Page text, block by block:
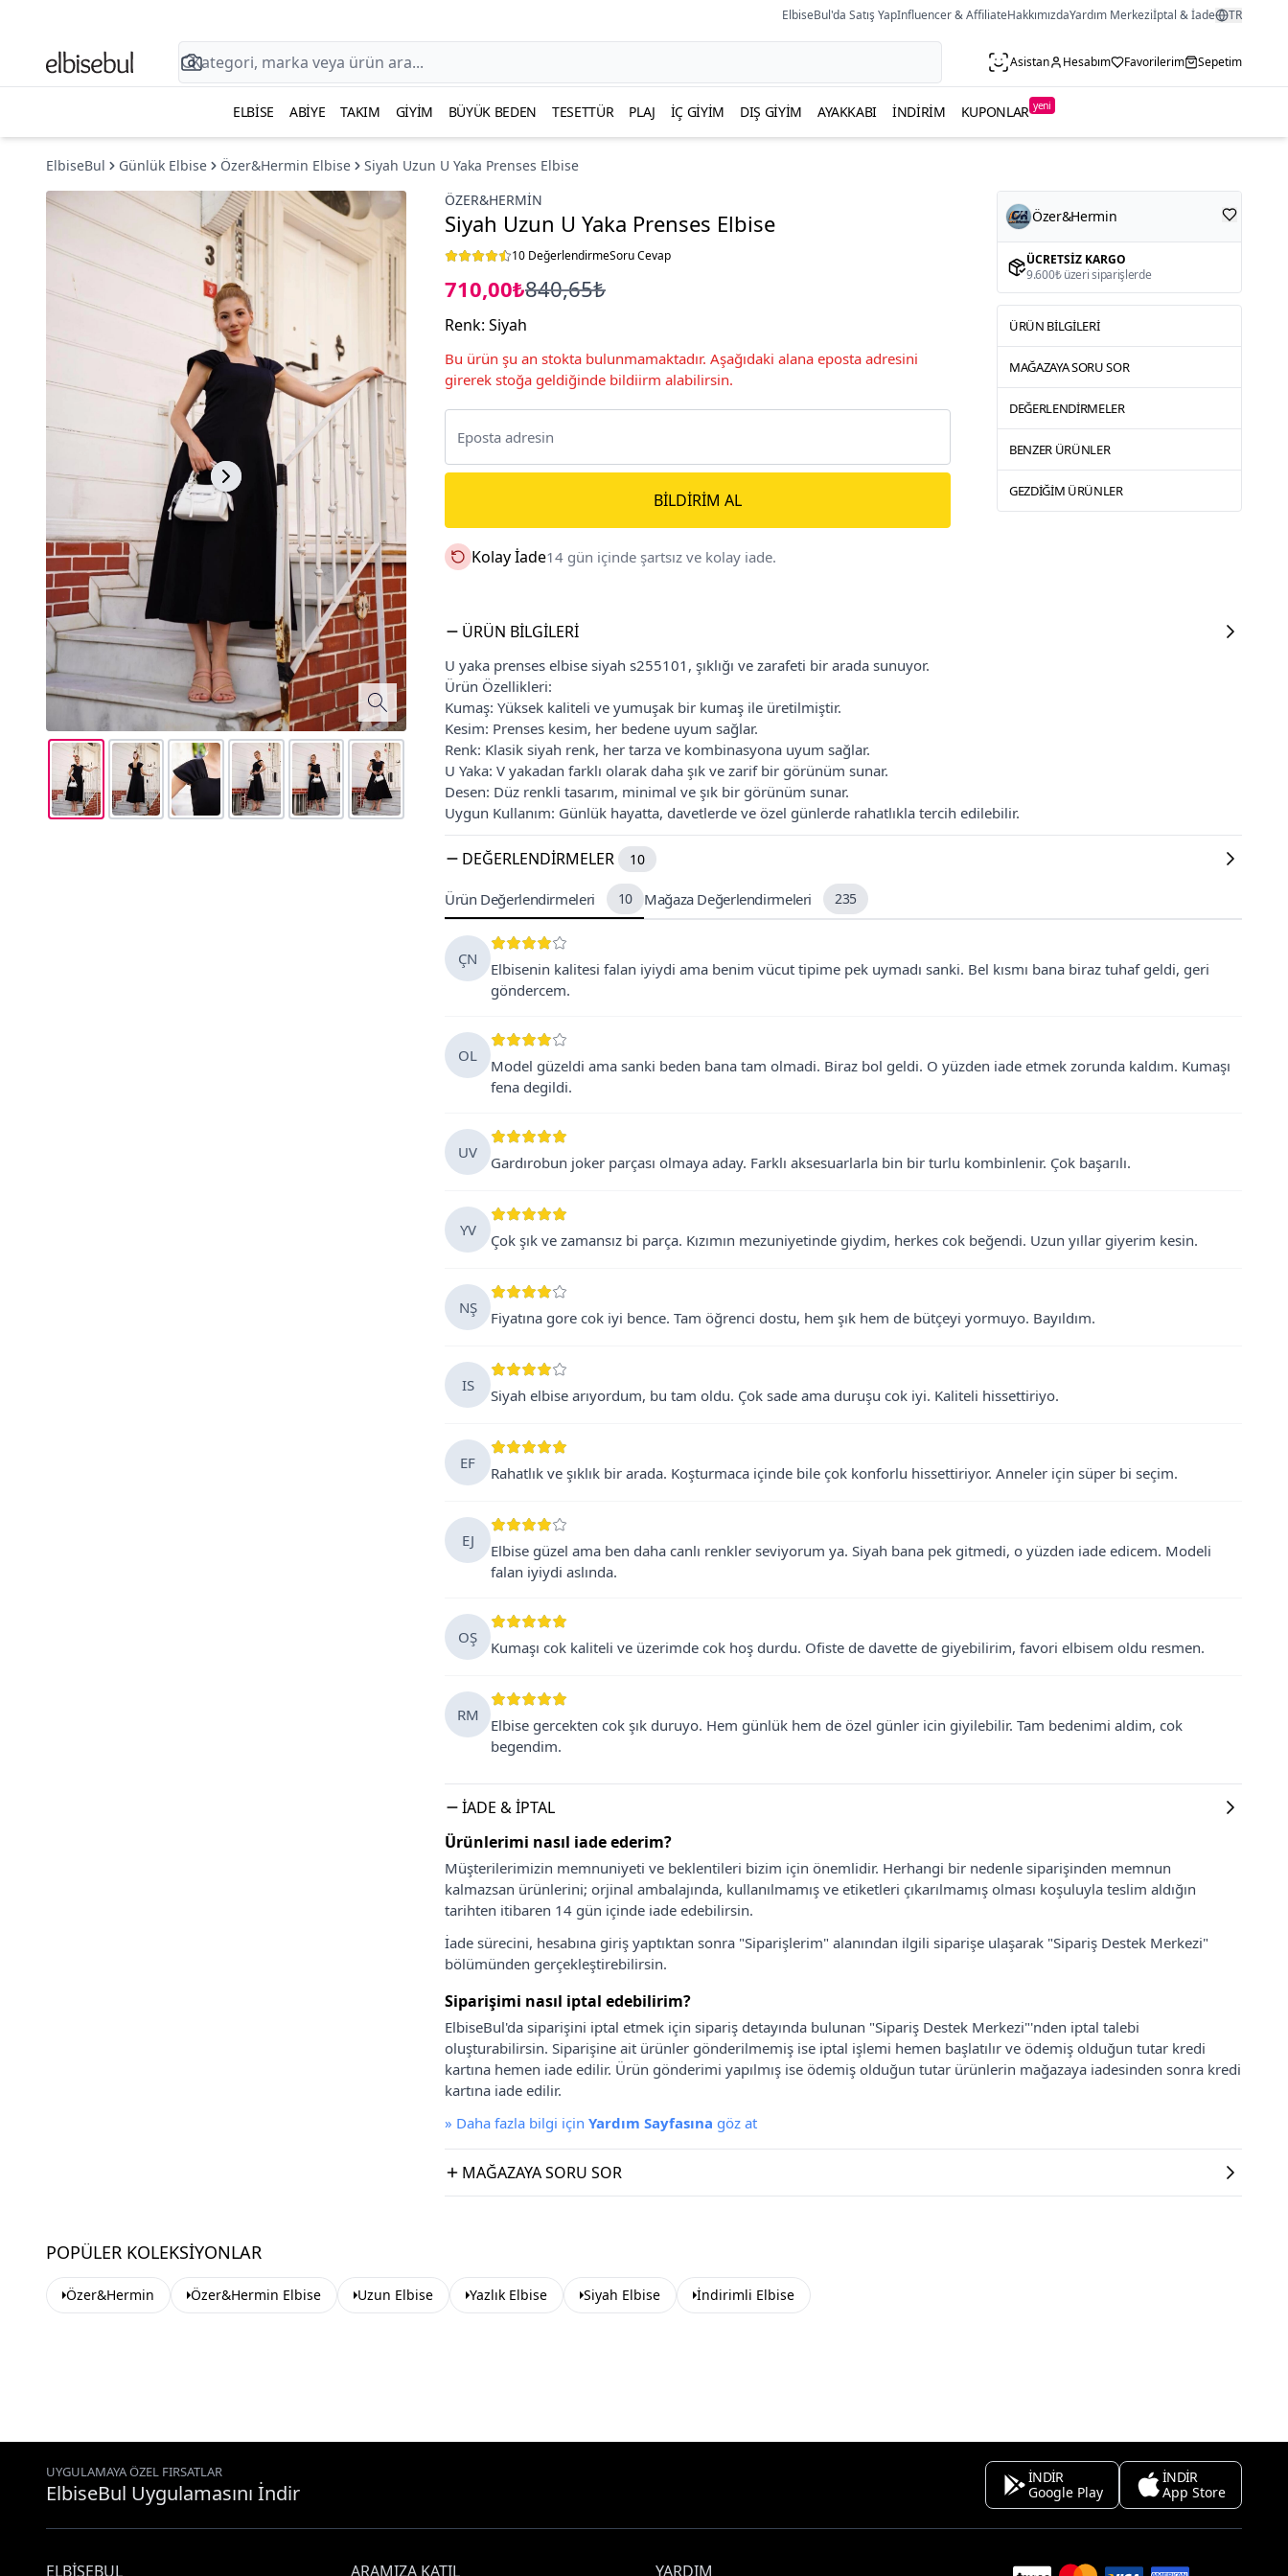
ElbiseBul'da Satış YapInfluencer & AffiliateHakkımızdaYardım Merkeziİptal & İade TR
Asistan Hesabım Favorilerim Sepetim
ELBISE ABIYE TAKIM GIYIM BÜYÜK BEDEN TESETTÜR PLAJ İÇ GIYIM DIŞ GIYIM AYAKKABI İNDIRIM KUPONLAR yeni
ElbiseBul Günlük Elbise Özer&Hermin Elbise
Siyah Uzun U Yaka Prenses Elbise
ÖZER&HERMIN
Siyah Uzun U Yaka Prenses Elbise
10 DeğerlendirmeSoru Cevap
710,00₺840,65₺
Renk: Siyah
Bu ürün şu an stokta bulunmamaktadır. Aşağıdaki alana eposta adresini
girerek stoğa geldiğinde bildiirm alabilirsin.
BILDIRIM AL
Kolay İade14 gün içinde şartsız ve kolay iade.
Özer&Hermin
ÜCRETSIZ KARGO
9.600₺ üzeri siparişlerde
ÜRÜN BILGILERI
MAĞAZAYA SORU SOR
DEĞERLENDIRMELER
BENZER ÜRÜNLER
GEZDIĞIM ÜRÜNLER
ÜRÜN BILGILERI
U yaka prenses elbise siyah s255101, şıklığı ve zarafeti bir arada sunuyor.
Ürün Özellikleri:
Kumaş: Yüksek kaliteli ve yumuşak bir kumaş ile üretilmiştir.
Kesim: Prenses kesim, her bedene uyum sağlar.
Renk: Klasik siyah renk, her tarza ve kombinasyona uyum sağlar.
U Yaka: V yakadan farklı olarak daha şık ve zarif bir görünüm sunar.
Desen: Düz renkli tasarım, minimal ve şık bir görünüm sunar.
Uygun Kullanım: Günlük hayatta, davetlerde ve özel günlerde rahatlıkla tercih edilebilir.
DEĞERLENDIRMELER 10
Ürün Değerlendirmeleri 10 Mağaza Değerlendirmeleri 235
ÇN
Elbisenin kalitesi falan iyiydi ama benim vücut tipime pek uymadı sanki. Bel kısmı bana biraz tuhaf geldi, geri
göndercem.
OL
Model güzeldi ama sanki beden bana tam olmadi. Biraz bol geldi. O yüzden iade etmek zorunda kaldım. Kumaşı
fena degildi.
UV
Gardırobun joker parçası olmaya aday. Farklı aksesuarlarla bin bir turlu kombinlenir. Çok başarılı.
YV
Çok şık ve zamansız bi parça. Kızımın mezuniyetinde giydim, herkes cok beğendi. Uzun yıllar giyerim kesin.
NŞ
Fiyatına gore cok iyi bence. Tam öğrenci dostu, hem şık hem de bütçeyi yormuyo. Bayıldım.
IS
Siyah elbise arıyordum, bu tam oldu. Çok sade ama duruşu cok iyi. Kaliteli hissettiriyo.
EF
Rahatlık ve şıklık bir arada. Koşturmaca içinde bile çok konforlu hissettiriyor. Anneler için süper bi seçim.
EJ
Elbise güzel ama ben daha canlı renkler seviyorum ya. Siyah bana pek gitmedi, o yüzden iade edicem. Modeli
falan iyiydi aslında.
OŞ
Kumaşı cok kaliteli ve üzerimde cok hoş durdu. Ofiste de davette de giyebilirim, favori elbisem oldu resmen.
RM
Elbise gercekten cok şık duruyo. Hem günlük hem de özel günler icin giyilebilir. Tam bedenimi aldim, cok
begendim.
İADE & İPTAL
Ürünlerimi nasıl iade ederim?
Müşterilerimizin memnuniyeti ve beklentileri bizim için önemlidir. Herhangi bir nedenle siparişinden memnun
kalmazsan ürünlerini; orjinal ambalajında, kullanılmamış ve etiketleri çıkarılmamış olması koşuluyla teslim aldığın
tarihten itibaren 14 gün içinde iade edebilirsin.
İade sürecini, hesabına giriş yaptıktan sonra "Siparişlerim" alanından ilgili siparişe ulaşarak "Sipariş Destek Merkezi"
bölümünden gerçekleştirebilirsin.
Siparişimi nasıl iptal edebilirim?
ElbiseBul'da siparişini iptal etmek için sipariş detayında bulunan "Sipariş Destek Merkezi"'nden iptal talebi
oluşturabilirsin. Siparişine ait ürünler gönderilmemiş ise iptal işlemi hemen başlatılır ve ödemiş olduğun tutar kredi
kartına hemen iade edilir. Ürün gönderimi yapılmış ise ödemiş olduğun tutar ürünlerin mağazaya iadesinden sonra kredi
kartına iade edilir.
» Daha fazla bilgi için Yardım Sayfasına göz at
MAĞAZAYA SORU SOR
POPÜLER KOLEKSIYONLAR
Özer&Hermin Özer&Hermin Elbise Uzun Elbise Yazlık Elbise Siyah Elbise İndirimli Elbise
UYGULAMAYA ÖZEL FIRSATLAR
ElbiseBul Uygulamasını İndir
İNDİR
Google Play
İNDİR
App Store
ELBISEBUL ARAMIZA KATIL YARDIM